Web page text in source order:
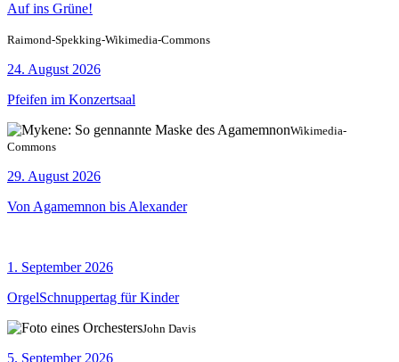
Auf ins Grüne!
Raimond-Spekking-Wikimedia-Commons
24. August 2026
Pfeifen im Konzertsaal
Wikimedia-
Commons
29. August 2026
Von Agamemnon bis Alexander
1. September 2026
OrgelSchnuppertag für Kinder
John Davis
5. September 2026